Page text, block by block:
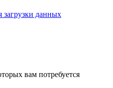
загрузки данных
вам потребуется